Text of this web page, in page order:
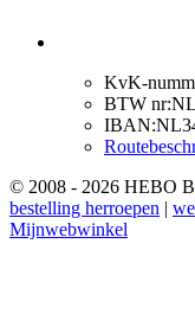
KvK-
BTW
© 2008 - 2026 HEBO
bestelling herroepen |
Mijnwebwinkel